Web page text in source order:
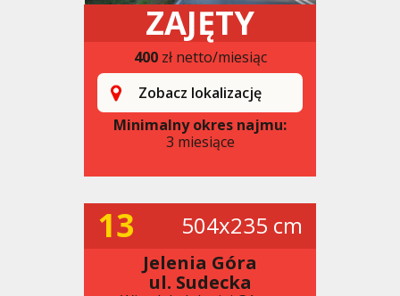
ZAJĘTY
400zł netto/miesiąc
Zobacz lokalizację
Minimalny okres najmu:
3 miesiące
13 504x235 cm
Jelenia Góra
ul. Sudecka